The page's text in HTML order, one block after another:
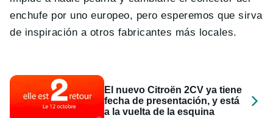
enchufe por uno europeo, pero esperemos que sirva
de inspiración a otros fabricantes más locales.
El nuevo Citroën 2CV ya tiene
fecha de presentación, y está
a la vuelta de la esquina